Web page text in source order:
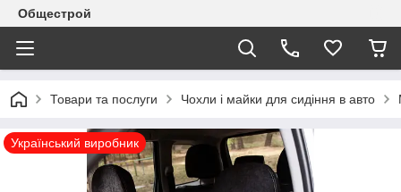
Общестрой
Товари та послуги Чохли і майки для сидіння в авто
Український виробник